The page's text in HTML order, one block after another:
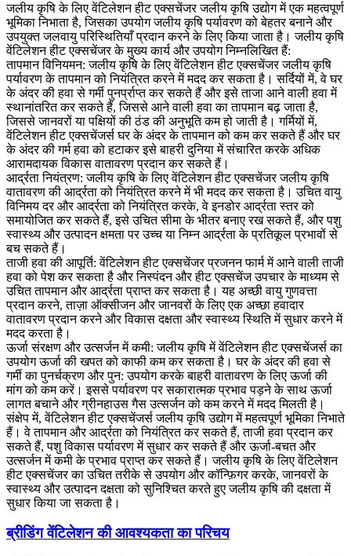
जलीय कृषि के लिए वेंटिलेशन हीट एक्सचेंजर जलीय कृषि उद्योग में एक महत्वपूर्ण
भूमिका निभाता है, जिसका उपयोग जलीय कृषि पर्यावरण को बेहतर बनाने और
उपयुक्त जलवायु परिस्थितियाँ प्रदान करने के लिए किया जाता है। जलीय कृषि
वेंटिलेशन हीट एक्सचेंजर के मुख्य कार्य और उपयोग निम्नलिखित हैं:
तापमान विनियमन: जलीय कृषि के लिए वेंटिलेशन हीट एक्सचेंजर जलीय कृषि
पर्यावरण के तापमान को नियंत्रित करने में मदद कर सकता है। सर्दियों में, वे घर
के अंदर की हवा से गर्मी पुनर्प्राप्त कर सकते हैं और इसे ताजा आने वाली हवा में
स्थानांतरित कर सकते हैं, जिससे आने वाली हवा का तापमान बढ़ जाता है,
जिससे जानवरों या पक्षियों की ठंड की अनुभूति कम हो जाती है। गर्मियों में,
वेंटिलेशन हीट एक्सचेंजर्स घर के अंदर के तापमान को कम कर सकते हैं और घर
के अंदर की गर्म हवा को हटाकर इसे बाहरी दुनिया में संचारित करके अधिक
आरामदायक विकास वातावरण प्रदान कर सकते हैं।
आर्द्रता नियंत्रण: जलीय कृषि के लिए वेंटिलेशन हीट एक्सचेंजर जलीय कृषि
वातावरण की आर्द्रता को नियंत्रित करने में भी मदद कर सकता है। उचित वायु
विनिमय दर और आर्द्रता को नियंत्रित करके, वे इनडोर आर्द्रता स्तर को
समायोजित कर सकते हैं, इसे उचित सीमा के भीतर बनाए रख सकते हैं, और पशु
स्वास्थ्य और उत्पादन क्षमता पर उच्च या निम्न आर्द्रता के प्रतिकूल प्रभावों से
बच सकते हैं।
ताजी हवा की आपूर्ति: वेंटिलेशन हीट एक्सचेंजर प्रजनन फार्म में आने वाली ताजी
हवा को पेश कर सकता है और निस्पंदन और हीट एक्सचेंज उपचार के माध्यम से
उचित तापमान और आर्द्रता प्राप्त कर सकता है। यह अच्छी वायु गुणवत्ता
प्रदान करने, ताज़ा ऑक्सीजन और जानवरों के लिए एक अच्छा हवादार
वातावरण प्रदान करने और विकास दक्षता और स्वास्थ्य स्थिति में सुधार करने में
मदद करता है।
ऊर्जा संरक्षण और उत्सर्जन में कमी: जलीय कृषि में वेंटिलेशन हीट एक्सचेंजर्स का
उपयोग ऊर्जा की खपत को काफी कम कर सकता है। घर के अंदर की हवा से
गर्मी का पुनर्चक्रण और पुन: उपयोग करके बाहरी वातावरण के लिए ऊर्जा की
मांग को कम करें। इससे पर्यावरण पर सकारात्मक प्रभाव पड़ने के साथ ऊर्जा
लागत बचाने और ग्रीनहाउस गैस उत्सर्जन को कम करने में मदद मिलती है।
संक्षेप में, वेंटिलेशन हीट एक्सचेंजर्स जलीय कृषि उद्योग में महत्वपूर्ण भूमिका निभाते
हैं। वे तापमान और आर्द्रता को नियंत्रित कर सकते हैं, ताजी हवा प्रदान कर
सकते हैं, पशु विकास पर्यावरण में सुधार कर सकते हैं और ऊर्जा-बचत और
उत्सर्जन में कमी के प्रभाव प्राप्त कर सकते हैं। जलीय कृषि के लिए वेंटिलेशन
हीट एक्सचेंजर का उचित तरीके से उपयोग और कॉन्फ़िगर करके, जानवरों के
स्वास्थ्य और उत्पादन दक्षता को सुनिश्चित करते हुए जलीय कृषि की दक्षता में
सुधार किया जा सकता है।
ब्रीडिंग वेंटिलेशन की आवश्यकता का परिचय